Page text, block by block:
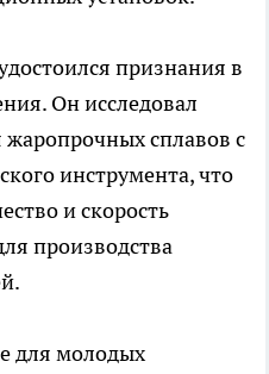
признания в
Он исследовал
сплавов с
инструмента, что
и скорость
производства
для молодых